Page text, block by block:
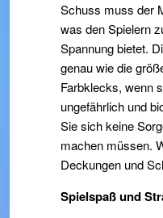
Schuss muss der
was den Spielern
Spannung bietet.
genau wie die
Farbklecks, wenn
ungefährlich und
Sie sich keine
machen müssen.
Deckungen und
Spielspaß und